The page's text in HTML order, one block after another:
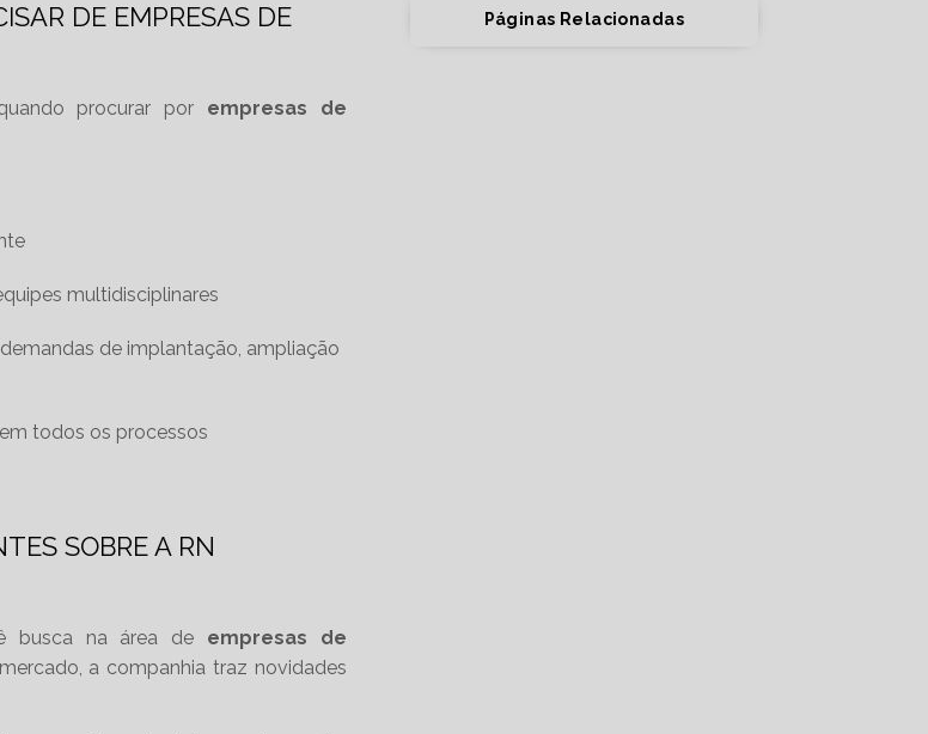
DE CASAS
PR
EM
DE EMPRESAS DE
procurar por empresas de
multidisciplinares
de implantação, ampliação
todos os processos
SOBRE A RN
busca na área de empresas de
a companhia traz novidades
Páginas Relacionadas